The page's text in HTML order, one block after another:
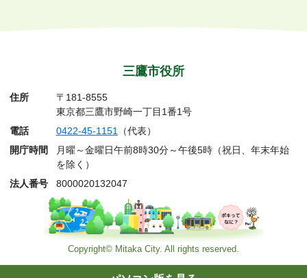
三鷹市役所
住所
〒181-8555
東京都三鷹市野崎一丁目1番1号
電話
0422-45-1151（代表）
開庁時間
月曜～金曜日午前8時30分～午後5時（祝日、年末年始
を除く）
法人番号
8000020132047
Copyright© Mitaka City. All rights reserved.